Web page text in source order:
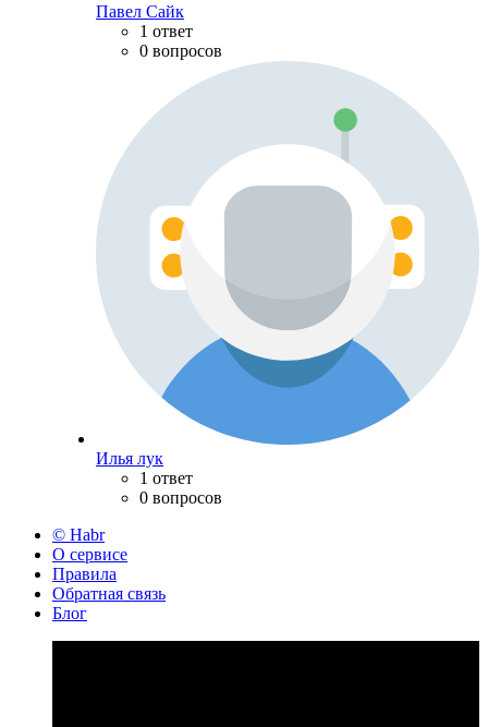
Павел Сайк
1 ответ
0 вопросов
Илья лук
1 ответ
0 вопросов
© Habr
О сервисе
Правила
Обратная связь
Блог